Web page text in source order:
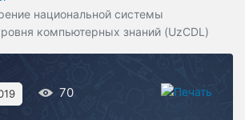
национальной системы
компьютерных знаний (UzCDL)
70